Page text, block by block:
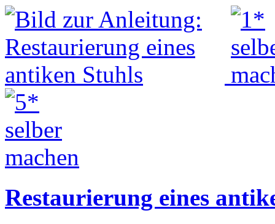
Restaurierung eines